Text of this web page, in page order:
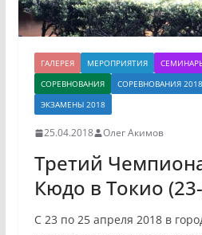
ГАЛЕРЕЯ МЕРОПРИЯТИЯ
СОРЕВНОВАНИЯ
СОРЕВНОВАНИЯ 2018
ЭКЗАМЕНЫ 2018
25.04.2018 Олег Акимов
Третий
Кюдо в Токио
С 23 по 25 апреля 2018 в